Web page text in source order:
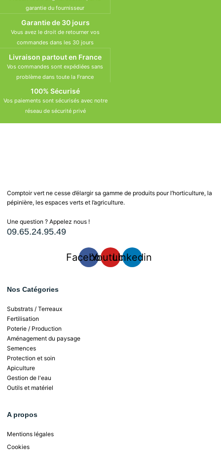
garantie du fournisseur
Garantie de 30 jours
Vous avez le droit de retourner vos
commandes dans les 30 jours
Livraison partout en France
Vos commandes sont expédiées sans
problème dans toute la France
100% Sécurisé
Vos paiements sont sécurisés avec notre
réseau de sécurité privé
Comptoir vert ne cesse d’élargir sa gamme de produits pour l’horticulture, la
pépinière, les espaces verts et l’agriculture.
Une question ? Appelez nous !
09.65.24.95.49
Facebook
YoutubeLinkedin
Nos Catégories
Substrats / Terreaux
Fertilisation
Poterie / Production
Aménagement du paysage
Semences
Protection et soin
Apiculture
Gestion de l'eau
Outils et matériel
A propos
Mentions légales
Cookies